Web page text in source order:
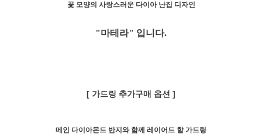
꽃 모양의 사랑스러운 다이아 난집 디자인
"마테라" 입니다.
[ 가드링 추가구매 옵션 ]
메인 다이아몬드 반지와 함께 레이어드 할 가드링